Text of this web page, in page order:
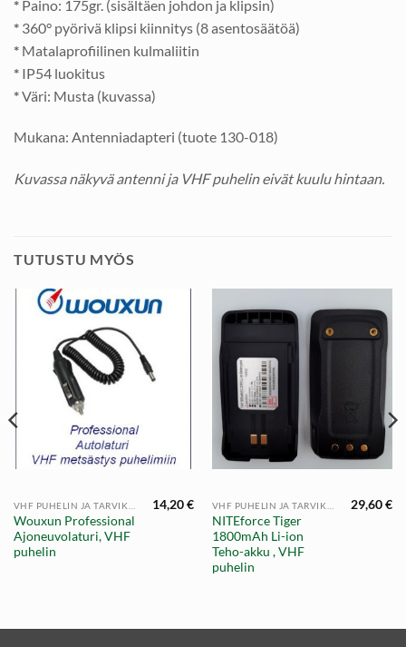
* Paino: 175gr. (sisältäen johdon ja klipsin)
* 360° pyörivä klipsi kiinnitys (8 asentosäätöä)
* Matalaprofiilinen kulmaliitin
* IP54 luokitus
*Väri: Musta (kuvassa)
Mukana: Antenniadapteri (tuote 130-018)
Kuvassa näkyvä antenni ja VHF puhelin eivät kuulu hintaan.
TUTUSTU MYÖS
Wouxun Professional
Ajoneuvolaturi, VHF
puhelin
14,20€
NITEforce Tiger
1800mAh Li-ion
Teho-akku , VHF
puhelin
29,60€